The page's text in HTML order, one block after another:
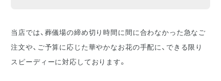
当店では、葬儀場の締め切り時間に間に合わなかった急なご
注文や、ご予算に応じた華やかなお花の手配に、できる限り
スピーディーに対応しております。